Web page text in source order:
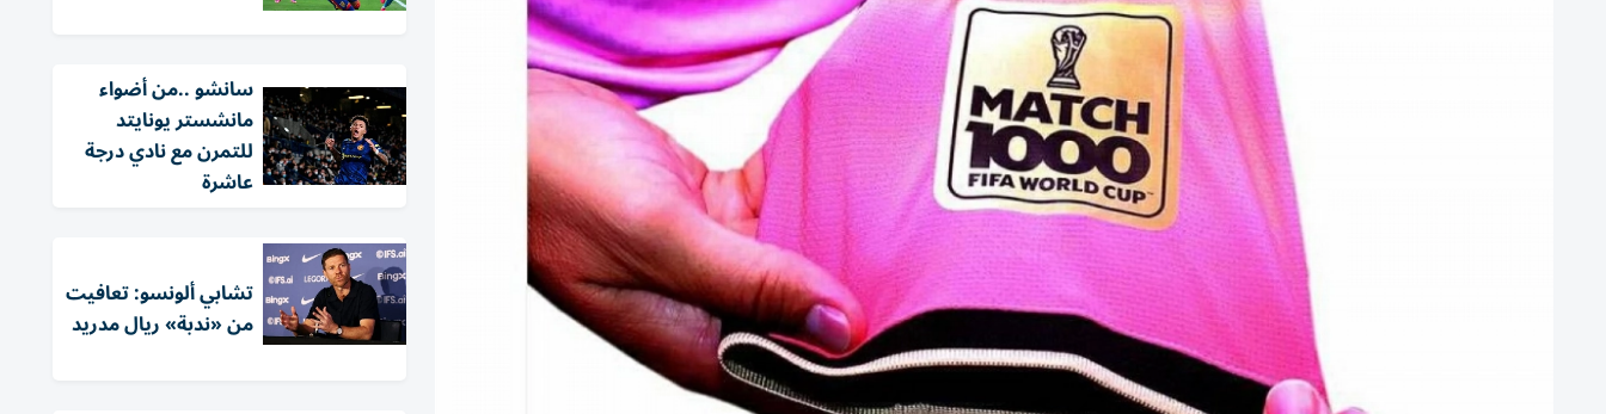
سانشو ..من أضواء
مانشستر يونايتد
للتمرن مع نادي درجة
عاشرة
تشابي ألونسو: تعافيت
من «ندبة» ريال مدريد